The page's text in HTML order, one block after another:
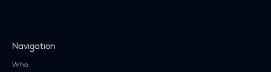
Navigation
Who